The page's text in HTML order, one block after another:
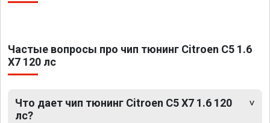
Частые вопросы про чип тюнинг Citroen C5 1.6
X7 120 лс
Что дает чип тюнинг Citroen C5 X7 1.6 120
лс?